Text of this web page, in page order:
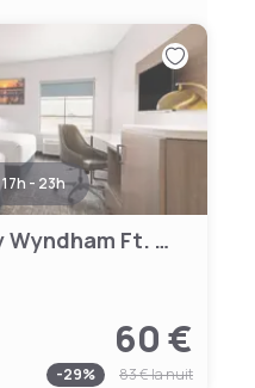
17h - 23h
La Quinta Inn & Suites by Wyndham Ft. Worth - Forest Hill TX
60 €
-29% 83 €la nuit